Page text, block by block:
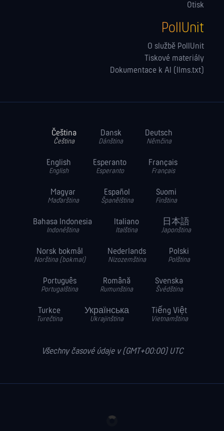
Otisk
PollUnit
O službě PollUnit
Tiskové materiály
Dokumentace k AI (llms.txt)
Čeština
Čeština
Dansk
Dánština
Deutsch
Němčina
English
English
Esperanto
Esperanto
Français
Français
Magyar
Maďarština
Español
Španělština
Suomi
Finština
Bahasa Indonesia
Indonéština
Italiano
Italština
日本語
Japonština
Norsk bokmål
Norština (bokmal)
Nederlands
Nizozemština
Polski
Polština
Português
Portugalština
Română
Rumunština
Svenska
Švédština
Turkce
Turečtina
Українська
Ukrajinština
Tiếng Việt
Vietnamština
Všechny časové údaje v (GMT+00:00) UTC